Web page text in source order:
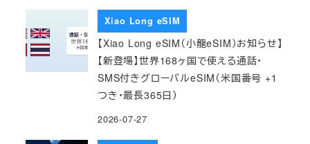
Xiao Long eSIM
【Xiao Long eSIM（小龍eSIM）お知らせ】
【新登場】世界168ヶ国で使える通話・
SMS付きグローバルeSIM（米国番号 +1
つき・最長365日）
2026-07-27